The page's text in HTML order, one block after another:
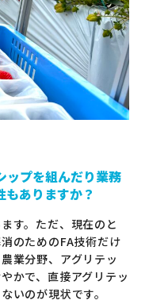
ップを組んだり業務
ありますか？
す。ただ、現在のと
のためのFA技術だけ
業分野、アグリテッ
かで、直接アグリテッ
いのが現状です。